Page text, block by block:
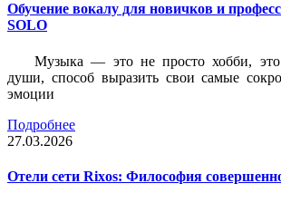
Обучение вокалу для новичков и
SOLO
Музыка — это не просто хобби, это
души, способ выразить свои самые
эмоции
Подробнее
27.03.2026
Отели сети Rixos: Философия